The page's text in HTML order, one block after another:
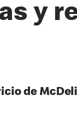
y
de